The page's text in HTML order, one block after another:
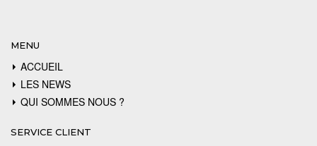
MENU
ACCUEIL
LES NEWS
QUI SOMMES NOUS ?
SERVICE CLIENT